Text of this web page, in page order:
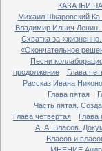
КАЗАЧЬИ
Михаил Шкаровский Ка...
Владимир Ильич Ленин...
Схватка за «жизненно...
«Окончательное
Песни
продолжение
Глава
Рассказ Ивана
Глава пятая
Часть пятая.
Глава четвертая
Глава
А. А. Власов.
Власов и